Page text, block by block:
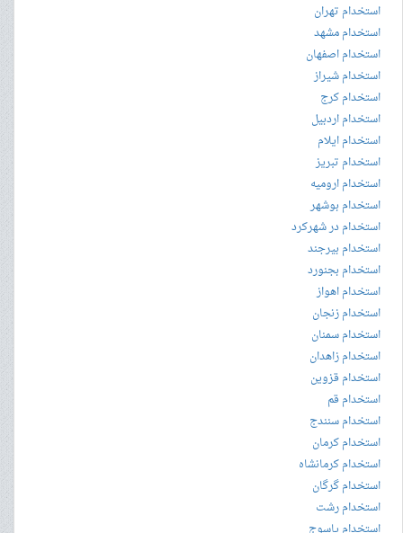
استخدام تهران
استخدام مشهد
استخدام اصفهان
استخدام شیراز
استخدام کرج
استخدام اردبیل
استخدام ایلام
استخدام تبریز
استخدام ارومیه
استخدام بوشهر
استخدام در شهرکرد
استخدام بیرجند
استخدام بجنورد
استخدام اهواز
استخدام زنجان
استخدام سمنان
استخدام زاهدان
استخدام قزوین
استخدام قم
استخدام سنندج
استخدام کرمان
استخدام کرمانشاه
استخدام گرگان
استخدام رشت
استخدام یاسوج